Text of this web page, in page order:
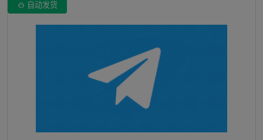
 自动发货